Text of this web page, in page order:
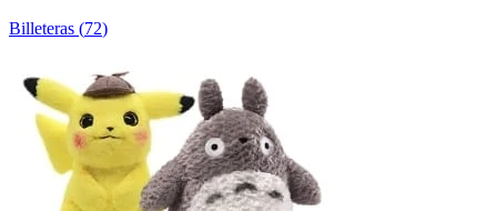
Billeteras (72)